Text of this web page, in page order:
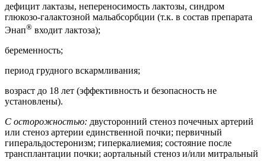
дефицит лактазы, непереносимость лактозы, синдром
глюкозо-галактозной мальабсорбции (т.к. в состав препарата
Энап® входит лактоза);
беременность;
период грудного вскармливания;
возраст до 18 лет (эффективность и безопасность не
установлены).
С осторожностью: двусторонний стеноз почечных артерий
или стеноз артерии единственной почки; первичный
гиперальдостеронизм; гиперкалиемия; состояние после
трансплантации почки; аортальный стеноз и/или митральный